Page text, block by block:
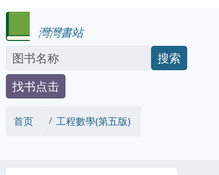
灣灣書站
搜索
找书点击
首页 工程數學(第五版)